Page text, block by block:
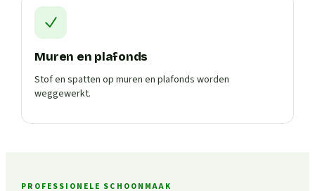
Muren en plafonds
Stof en spatten op muren en plafonds worden
weggewerkt.
PROFESSIONELE SCHOONMAAK